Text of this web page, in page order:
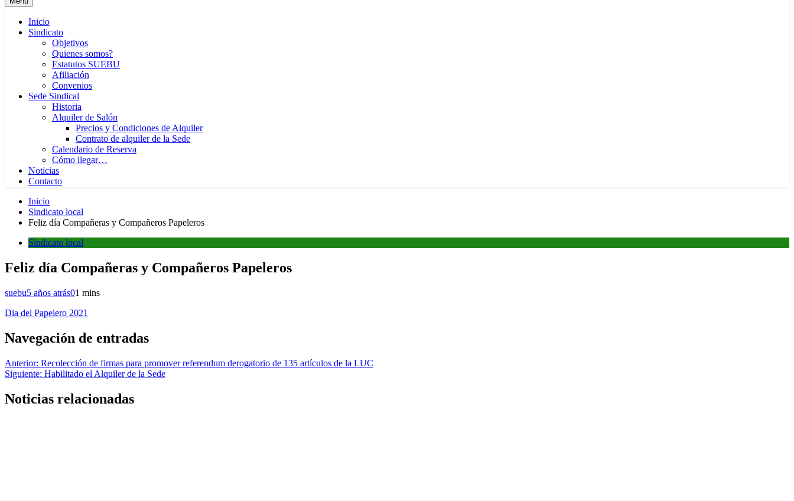
Inicio
Sindicato
Objetivos
Quienes somos?
Estatutos SUEBU
Afiliación
Convenios
Sede Sindical
Historia
Alquiler de Salón
Precios y Condiciones de Alquiler
Contrato de alquiler de la Sede
Calendario de Reserva
Cómo llegar…
Noticias
Contacto
Inicio
Sindicato local
Feliz día Compañeras y Compañeros Papeleros
Sindicato local
Feliz día Compañeras y Compañeros Papeleros
suebu5 años atrás01 mins
Dia del Papelero 2021
Navegación de entradas
Anterior: Recolección de firmas para promover referendum derogatorio de 135 artículos de la LUC
Siguiente: Habilitado el Alquiler de la Sede
Noticias relacionadas